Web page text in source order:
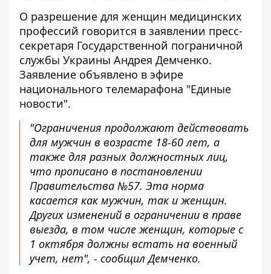
О разрешение для женщин медицинских
профессий говорится в заявлении пресс-
секретаря Государственной пограничной
службы Украины Андрея Демченко.
Заявление объявлено в эфире
национального телемарафона "Единые
новости".
"Ограничения продолжают действовать
для мужчин в возрасте 18-60 лет, а
также для разных должностных лиц,
что прописано в постановлении
Правительства №57. Эта норма
касается как мужчин, так и женщин.
Других изменений в ограничении в праве
выезда, в том числе женщин, которые с
1 октября должны встать на военный
учет, нет", - сообщил Демченко.